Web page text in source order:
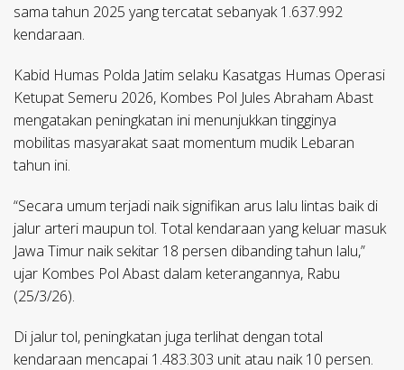
sama tahun 2025 yang tercatat sebanyak 1.637.992
kendaraan.
Kabid Humas Polda Jatim selaku Kasatgas Humas Operasi
Ketupat Semeru 2026, Kombes Pol Jules Abraham Abast
mengatakan peningkatan ini menunjukkan tingginya
mobilitas masyarakat saat momentum mudik Lebaran
tahun ini.
“Secara umum terjadi naik signifikan arus lalu lintas baik di
jalur arteri maupun tol. Total kendaraan yang keluar masuk
Jawa Timur naik sekitar 18 persen dibanding tahun lalu,”
ujar Kombes Pol Abast dalam keterangannya, Rabu
(25/3/26).
Di jalur tol, peningkatan juga terlihat dengan total
kendaraan mencapai 1.483.303 unit atau naik 10 persen.